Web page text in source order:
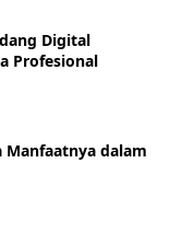
Digital
Profesional
Manfaatnya dalam